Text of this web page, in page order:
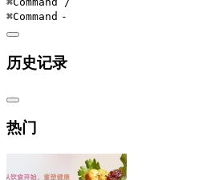
⌘Command -
历史记录
热门